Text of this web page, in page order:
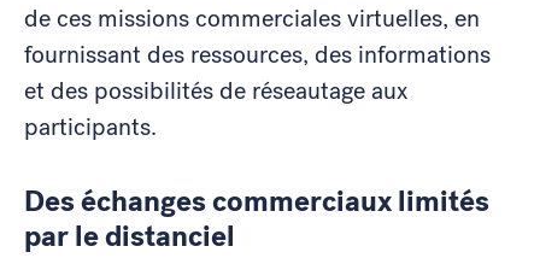
de ces missions commerciales virtuelles, en
fournissant des ressources, des informations
et des possibilités de réseautage aux
participants.
Des échanges commerciaux limités
par le distanciel